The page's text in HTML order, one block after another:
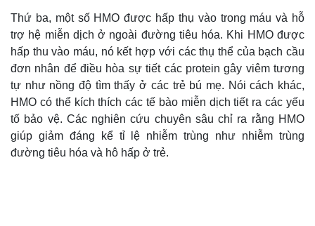
Thế giới
Quan sát
Cuộc sống đó đây
Multimedia
Thứ ba, một số HMO được hấp thụ vào trong máu và hỗ
trợ hệ miễn dịch ở ngoài đường tiêu hóa. Khi HMO được
hấp thu vào máu, nó kết hợp với các thụ thể của bạch cầu
đơn nhân để điều hòa sự tiết các protein gây viêm tương
tự như nồng độ tìm thấy ở các trẻ bú mẹ. Nói cách khác,
HMO có thể kích thích các tế bào miễn dịch tiết ra các yếu
tố bảo vệ. Các nghiên cứu chuyên sâu chỉ ra rằng HMO
giúp giảm đáng kể tỉ lệ nhiễm trùng như nhiễm trùng
đường tiêu hóa và hô hấp ở trẻ.